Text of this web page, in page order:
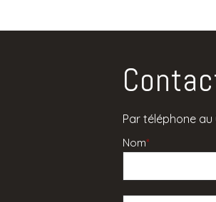
Par téléphone au
Nom*